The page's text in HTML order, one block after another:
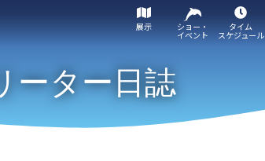
展示 ショー・
イベント
タイム
スケジュール
ーター日誌